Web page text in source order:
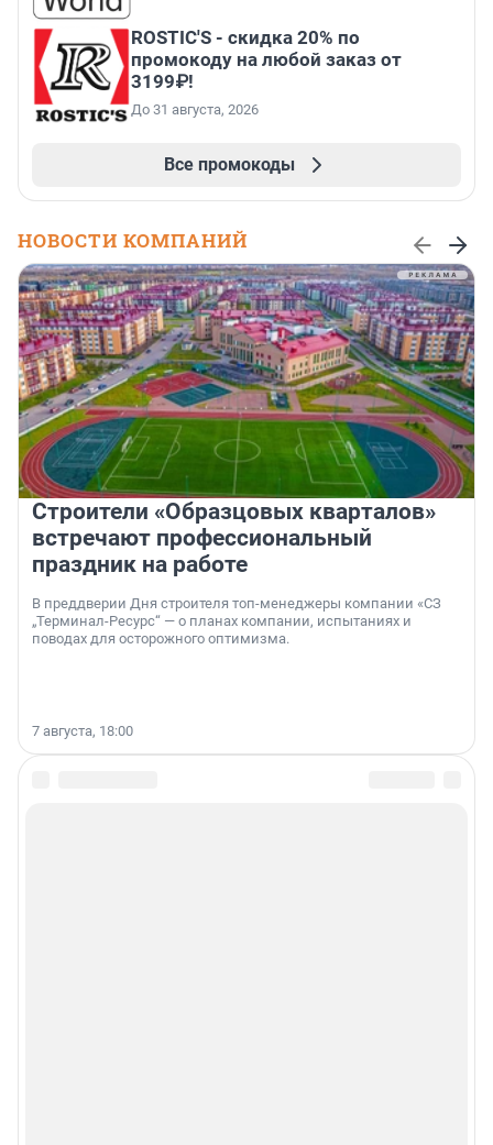
ROSTIC'S - скидка 20% по
промокоду на любой заказ от
3199₽!
До 31 августа, 2026
Все промокоды
НОВОСТИ КОМПАНИЙ
Строители «Образцовых кварталов»
встречают профессиональный
праздник на работе
В преддверии Дня строителя топ-менеджеры компании «СЗ
„Терминал-Ресурс“ — о планах компании, испытаниях и
поводах для осторожного оптимизма.
7 августа, 18:00